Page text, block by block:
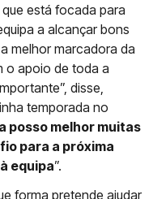
está focada para
a alcançar bons
melhor marcadora da
o apoio de toda a
disse,
temporada no
posso melhor muitas
para a próxima
equipa”.
forma pretende ajudar